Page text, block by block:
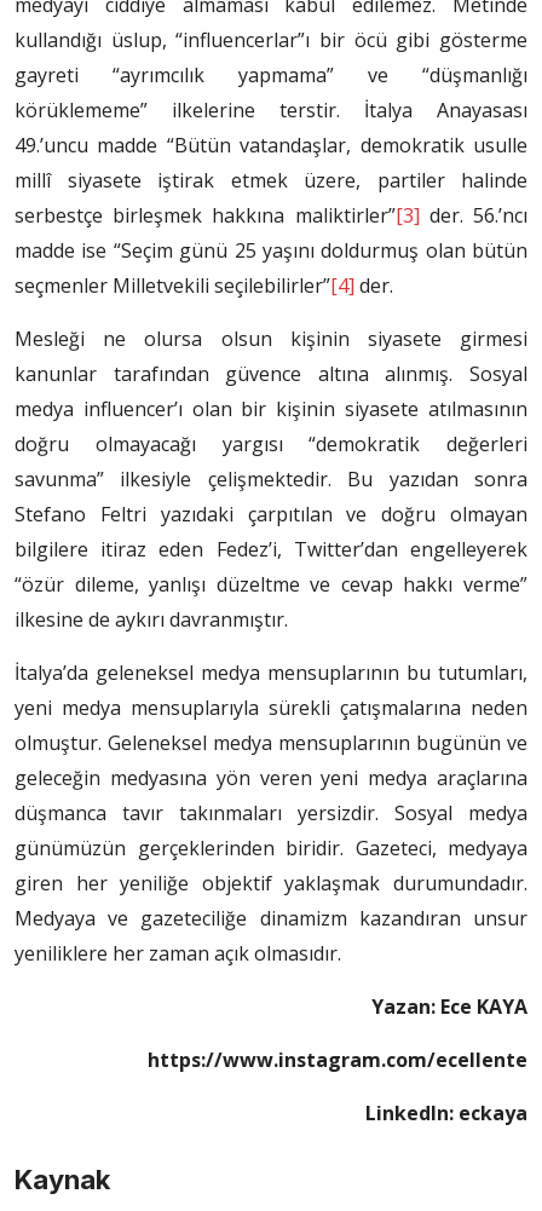
kullandığı üslup, “influencerlar”ı bir öcü gibi gösterme
gayreti “ayrımcılık yapmama” ve “düşmanlığı
körüklememe” ilkelerine terstir. İtalya Anayasası
49.’uncu madde “Bütün vatandaşlar, demokratik usulle
millî siyasete iştirak etmek üzere, partiler halinde
serbestçe birleşmek hakkına maliktirler”[3] der. 56.’ncı
madde ise “Seçim günü 25 yaşını doldurmuş olan bütün
seçmenler Milletvekili seçilebilirler”[4] der.
Mesleği ne olursa olsun kişinin siyasete girmesi
kanunlar tarafından güvence altına alınmış. Sosyal
medya influencer’ı olan bir kişinin siyasete atılmasının
doğru olmayacağı yargısı “demokratik değerleri
savunma” ilkesiyle çelişmektedir. Bu yazıdan sonra
Stefano Feltri yazıdaki çarpıtılan ve doğru olmayan
bilgilere itiraz eden Fedez’i, Twitter’dan engelleyerek
“özür dileme, yanlışı düzeltme ve cevap hakkı verme”
ilkesine de aykırı davranmıştır.
İtalya’da geleneksel medya mensuplarının bu tutumları,
yeni medya mensuplarıyla sürekli çatışmalarına neden
olmuştur. Geleneksel medya mensuplarının bugünün ve
geleceğin medyasına yön veren yeni medya araçlarına
düşmanca tavır takınmaları yersizdir. Sosyal medya
günümüzün gerçeklerinden biridir. Gazeteci, medyaya
giren her yeniliğe objektif yaklaşmak durumundadır.
Medyaya ve gazeteciliğe dinamizm kazandıran unsur
yeniliklere her zaman açık olmasıdır.
Yazan: Ece KAYA
https://www.instagram.com/ecellente
LinkedIn: eckaya
Kaynak